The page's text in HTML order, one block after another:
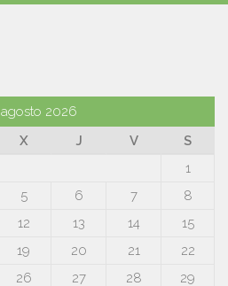
agosto 2026
X J V
S
1
5 6 7
8
12 13 14
15
19 20 21
22
26 27 28
29